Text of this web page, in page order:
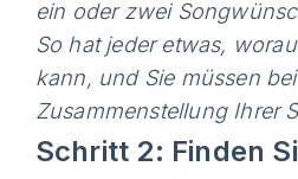
ein oder zwei
So hat jeder etwas,
kann, und Sie müssen
Zusammenstellung Ihrer
Schritt 2: Finden